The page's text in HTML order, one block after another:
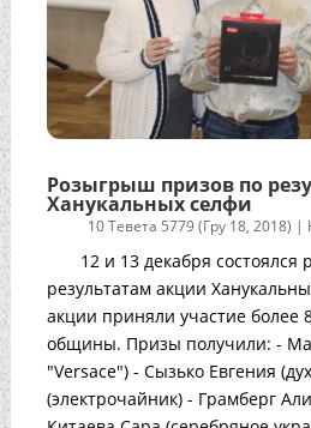
Розыгрыш призов по
Ханукальных селфи
10 Тевета 5779 (Гру 18, 2018) |
12 и 13 декабря
результатам акции
акции приняли участие более
общины. Призы получили: -
"Versace") - Сызько Евгения
(электрочайник) - Грамберг